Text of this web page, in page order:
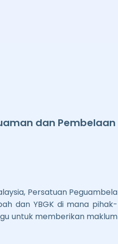
dan Pembelaan
Persatuan Peguambela
dan YBGK di mana pihak-
untuk memberikan maklum